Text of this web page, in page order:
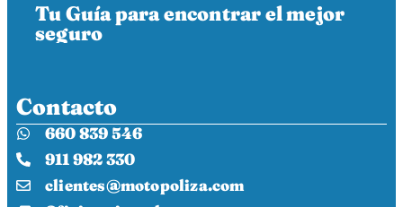
Tu Guía para encontrar el mejor
seguro
Contacto
660 839 546
911 982 330
clientes@motopoliza.com